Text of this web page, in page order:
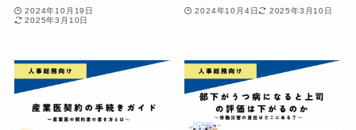
2024年10月19日
2025年3月10日
2024年10月4日 2025年3月10日